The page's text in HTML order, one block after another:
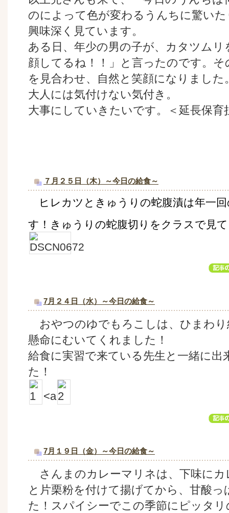
のによって色が変わるうんちに驚い
興味深く見ています。
ある日、年少の男の子が、カタツム
顔してるね！！」と言ったのです。
を見合わせ、自然と笑顔になりました
大人には気付けない気付き。
大事にしていきたいです。＜延長保育
７月２５日（木）～今日の給食～
ヒレカツときゅうりの蛇腹漬は年一
す！きゅうりの蛇腹切りをクラスで見
7月２４日（水）～今日の給食～
おやつのゆでもろこしは、ひまわり
懸命にむいてくれました！
給食に実習で来ている先生と一緒に
た！
<a
7月１９日（金）～今日の給食～
さんまのカレーマリネは、下味にカ
と片栗粉を付けて揚げてから、甘酸
た！スパイシーでこの季節にピッタ